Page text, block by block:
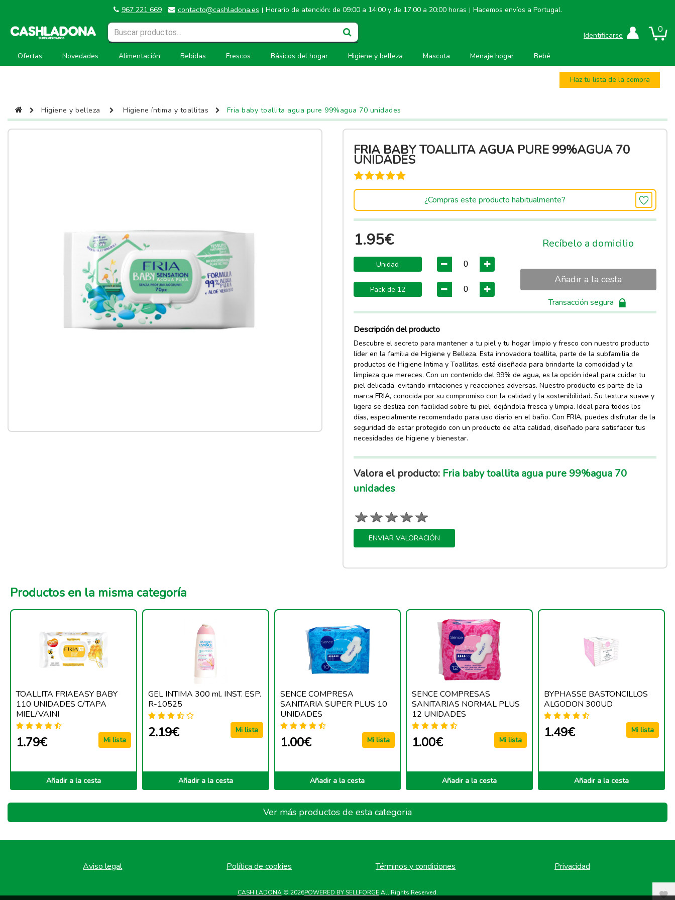
967 221 669 | contacto@cashladona.es | Horario de atención: de 09:00 a 14:00 y de 17:00 a 20:00 horas | Hacemos envíos a Portugal.
0
Identificarse
Ofertas Novedades Alimentación Bebidas Frescos Básicos del hogar Higiene y belleza Mascota Menaje hogar Bebé
Haz tu lista de la compra
Higiene y belleza Higiene íntima y toallitas Fria baby toallita agua pure 99%agua 70 unidades
FRIA BABY TOALLITA AGUA PURE 99%AGUA 70
UNIDADES
¿Compras este producto habitualmente?
1.95€
Unidad
Pack de 12
Recíbelo a domicilio
Añadir a la cesta
Transacción segura
Descripción del producto
Descubre el secreto para mantener a tu piel y tu hogar limpio y fresco con nuestro producto
líder en la familia de Higiene y Belleza. Esta innovadora toallita, parte de la subfamilia de
productos de Higiene Intima y Toallitas, está diseñada para brindarte la comodidad y la
limpieza que mereces. Con un contenido del 99% de agua, es la opción ideal para cuidar tu
piel delicada, evitando irritaciones y reacciones adversas. Nuestro producto es parte de la
marca FRIA, conocida por su compromiso con la calidad y la sostenibilidad. Su textura suave y
ligera se desliza con facilidad sobre tu piel, dejándola fresca y limpia. Ideal para todos los
días, especialmente recomendado para uso diario en el baño. Con FRIA, puedes disfrutar de la
seguridad de estar protegido con un producto de alta calidad, diseñado para satisfacer tus
necesidades de higiene y bienestar.
Valora el producto: Fria baby toallita agua pure 99%agua 70
unidades
ENVIAR VALORACIÓN
Productos en la misma categoría
TOALLITA FRIAEASY BABY
110 UNIDADES C/TAPA
MIEL/VAINI
1.79€
Añadir a la cesta
Mi lista
GEL INTIMA 300 ml. INST. ESP.
R-10525
2.19€
Añadir a la cesta
Mi lista
SENCE COMPRESA
SANITARIA SUPER PLUS 10
UNIDADES
1.00€
Añadir a la cesta
Mi lista
SENCE COMPRESAS
SANITARIAS NORMAL PLUS
12 UNIDADES
1.00€
Añadir a la cesta
Mi lista
BYPHASSE BASTONCILLOS
ALGODON 300UD
1.49€
Añadir a la cesta
Mi lista
Ver más productos de esta categoria
Aviso legal Política de cookies Términos y condiciones Privacidad
CASH LADONA© 2026POWERED BY SELLFORGEAll Rights Reserved.